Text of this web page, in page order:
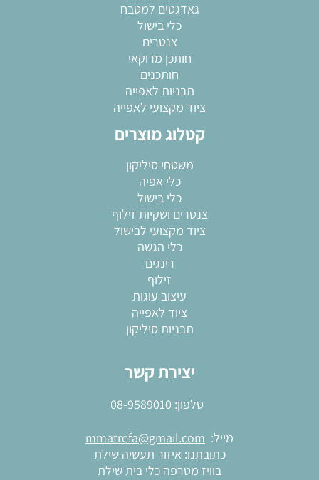
גאדגטים למטבח
כלי בישול
צנטרים
חותכן מרוקאי
חותכנים
תבניות לאפייה
ציוד מקצועי לאפייה
קטלוג מוצרים
משטחי סיליקון
כלי אפיה
כלי בישול
צנטרים ושקיות זילוף
ציוד מקצועי לבישול
כלי הגשה
רינגים
זילוף
עיצוב עוגות
ציוד לאפייה
תבניות סיליקון
יצירת קשר
טלפון: 08-9589010
מייל: mmatrefa@gmail.com
כתובתנו: איזור תעשיה שילת
בוויז מטרפה כלי בית שילת